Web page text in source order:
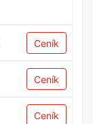
Ceník
Ceník
Ceník